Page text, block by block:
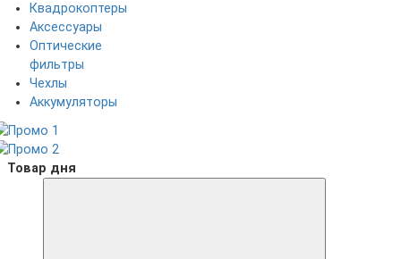
Квадрокоптеры
Аксессуары
Оптические
фильтры
Чехлы
Аккумуляторы
Товар дня